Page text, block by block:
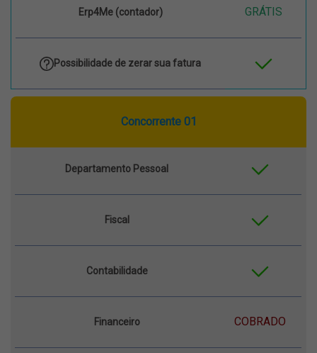
Erp4Me (contador) GRÁTIS
Possibilidade de zerar sua fatura
Concorrente 01
Departamento Pessoal
Fiscal
Contabilidade
Financeiro COBRADO